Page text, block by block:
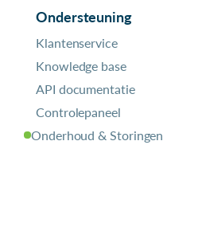
Ondersteuning
Klantenservice
Knowledge base
API documentatie
Controlepaneel
Onderhoud & Storingen